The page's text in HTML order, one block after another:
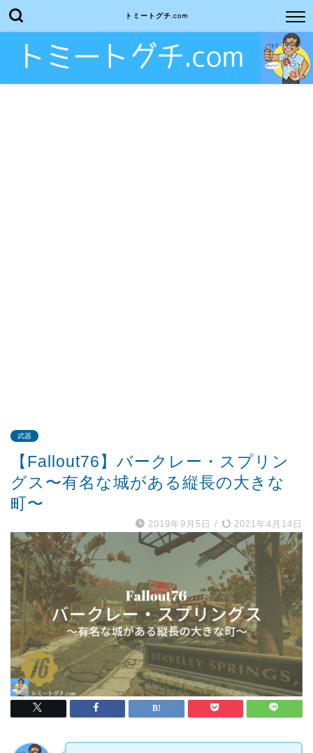
トミートグチ.com
武器
【Fallout76】バークレー・スプリン
グス〜有名な城がある縦長の大きな
町〜
2019年9月5日 / 2021年4月14日